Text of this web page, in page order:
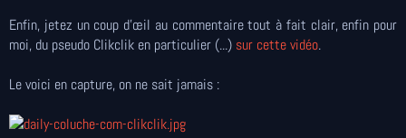
Enfin, jetez un coup d’œil au commentaire tout à fait clair, enfin pour
moi, du pseudo Clikclik en particulier (...) sur cette vidéo.
Le voici en capture, on ne sait jamais :